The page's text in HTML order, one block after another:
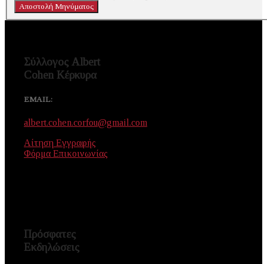
Αποστολή Μηνύματος
Σύλλογος Albert
Cohen Κέρκυρα
EMAIL:
albert.cohen.corfou@gmail.com
Αίτηση Εγγραφής
Φόρμα Επικοινωνίας
Πρόσφατες
Εκδηλώσεις